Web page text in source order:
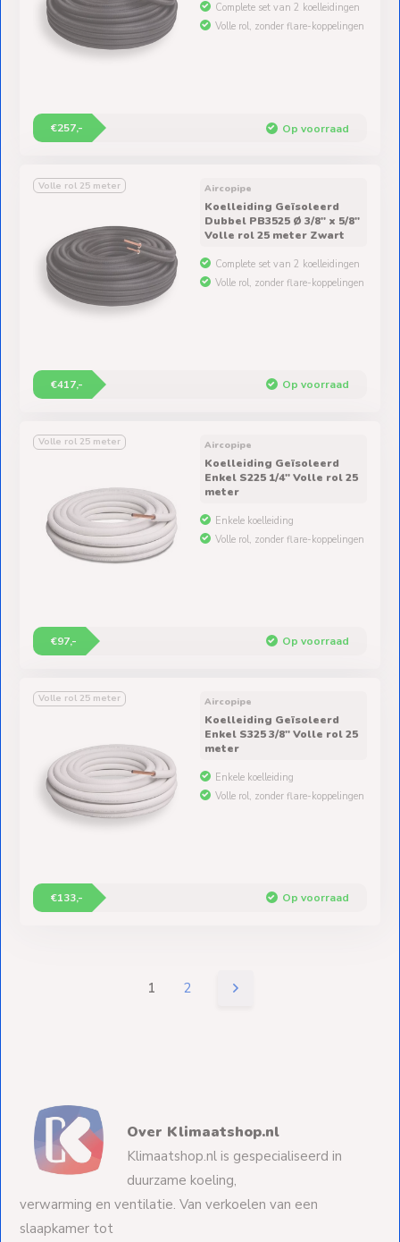
Complete set van 2 koelleidingen
Volle rol, zonder flare-koppelingen
€257,- Op voorraad
Volle rol 25 meter Aircopipe
Koelleiding Geïsoleerd
Dubbel PB3525 Ø 3/8" x 5/8"
Volle rol 25 meter Zwart
Complete set van 2 koelleidingen
Volle rol, zonder flare-koppelingen
€417,- Op voorraad
Volle rol 25 meter Aircopipe
Koelleiding Geïsoleerd
Enkel S225 1/4" Volle rol 25
meter
Enkele koelleiding
Volle rol, zonder flare-koppelingen
€97,- Op voorraad
Volle rol 25 meter Aircopipe
Koelleiding Geïsoleerd
Enkel S325 3/8" Volle rol 25
meter
Enkele koelleiding
Volle rol, zonder flare-koppelingen
€133,- Op voorraad
1 2
Over Klimaatshop.nl
Klimaatshop.nl is gespecialiseerd in
duurzame koeling,
verwarming en ventilatie. Van verkoelen van een
slaapkamer tot